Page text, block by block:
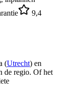
9,4
(Utrecht) en
de regio. Of het